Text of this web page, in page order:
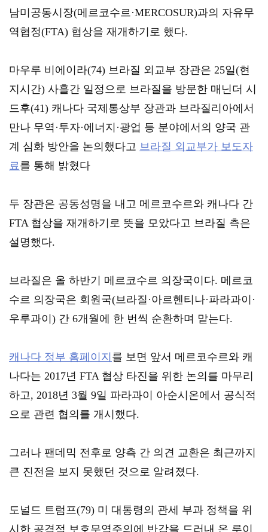
남미공동시장(메르코수르·MERCOSUR)과의 자유무
역협정(FTA) 협상을 재개하기로 했다.
마우루 비에이라(74) 브라질 외교부 장관은 25일(현
지시간) 사흘간 일정으로 브라질을 방문한 매닌더 시
드후(41) 캐나다 국제통상부 장관과 브라질리아에서
만나 무역·투자·에너지·광업 등 분야에서의 양국 관
계 심화 방안을 논의했다고 브라질 외교부가 보도자
료를 통해 밝혔다
두 장관은 공동성명을 내고 메르코수르와 캐나다 간
FTA 협상을 재개하기로 뜻을 모았다고 브라질 측은
설명했다.
브라질은 올 하반기 메르코수르 의장국이다. 메르코
수르 의장국은 회원국(브라질·아르헨티나·파라과이·
우루과이) 간 6개월에 한 번씩 순환하며 맡는다.
캐나다 정부 홈페이지 를 보면 앞서 메르코수르와 캐
나다는 2017년 FTA 협상 타진을 위한 논의를 마무리
하고, 2018년 3월 9일 파라과이 아순시온에서 공식적
으로 관련 협의를 개시했다.
그러나 팬데믹 전후로 양측 간 의견 교환은 최근까지
큰 진전을 보지 못했던 것으로 알려졌다.
도널드 트럼프(79) 미 대통령의 관세 부과 정책을 위
시한 공격적 보호무역주의에 반감을 드러내 온 루이